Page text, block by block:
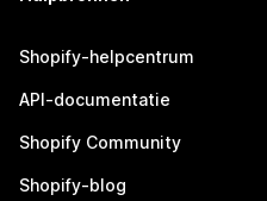
Shopify-helpcentrum
API-documentatie
Shopify Community
Shopify-blog